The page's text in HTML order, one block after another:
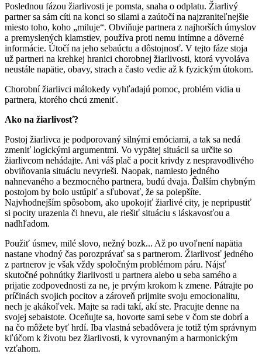
Poslednou fázou žiarlivosti je pomsta, snaha o odplatu. Žiarlivý
partner sa sám cíti na konci so silami a zaútočí na najzraniteľnejšie
miesto toho, koho „miluje“. Obviňuje partnera z najhorších úmyslov
a premyslených klamstiev, používa proti nemu intímne a dôverné
informácie. Útočí na jeho sebaúctu a dôstojnosť. V tejto fáze stoja
už partneri na krehkej hranici chorobnej žiarlivosti, ktorá vyvoláva
neustále napätie, obavy, strach a často vedie až k fyzickým útokom.
Chorobní žiarlivci málokedy vyhľadajú pomoc, problém vidia u
partnera, ktorého chcú zmeniť.
Ako na žiarlivosť?
Postoj žiarlivca je podporovaný silnými emóciami, a tak sa nedá
zmeniť logickými argumentmi. Vo vypätej situácii sa určite so
žiarlivcom nehádajte. Ani váš plač a pocit krivdy z nespravodlivého
obviňovania situáciu nevyrieši. Naopak, namiesto jedného
nahnevaného a bezmocného partnera, budú dvaja. Ďalším chybným
postojom by bolo ustúpiť a sľubovať, že sa polepšíte.
Najvhodnejším spôsobom, ako upokojiť žiarlivé city, je nepripustiť
si pocity urazenia či hnevu, ale riešiť situáciu s láskavosťou a
nadhľadom.
Použiť úsmev, milé slovo, nežný bozk... Až po uvoľnení napätia
nastane vhodný čas porozprávať sa s partnerom. Žiarlivosť jedného
z partnerov je však vždy spoločným problémom páru. Nájsť
skutočné pohnútky žiarlivosti u partnera alebo u seba samého a
prijatie zodpovednosti za ne, je prvým krokom k zmene. Pátrajte po
príčinách svojich pocitov a zároveň prijmite svoju emocionalitu,
nech je akákoľvek. Majte sa radi takí, akí ste. Pracujte denne na
svojej sebaistote. Oceňujte sa, hovorte sami sebe v čom ste dobrí a
na čo môžete byť hrdí. Iba vlastná sebadôvera je totiž tým správnym
kľúčom k životu bez žiarlivosti, k vyrovnaným a harmonickým
vzťahom.